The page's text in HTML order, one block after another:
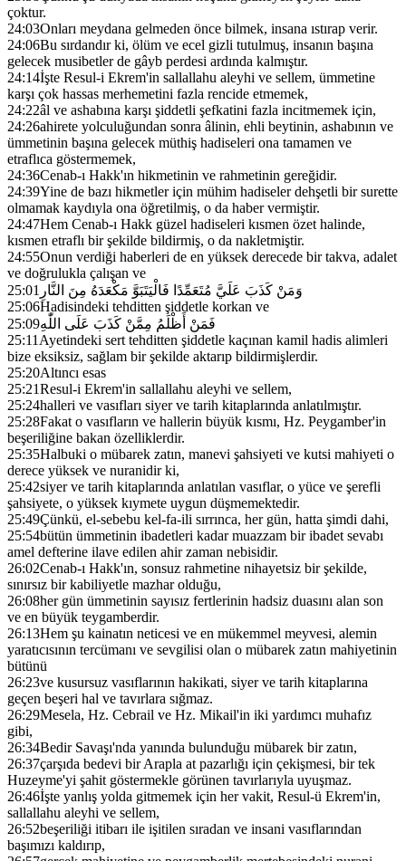
çoktur.
24:03Onları meydana gelmeden önce bilmek, insana ıstırap verir.
24:06Bu sırdandır ki, ölüm ve ecel gizli tutulmuş, insanın başına
gelecek musibetler de gâyb perdesi ardında kalmıştır.
24:14İşte Resul-i Ekrem'in sallallahu aleyhi ve sellem, ümmetine
karşı çok hassas merhemetini fazla rencide etmemek,
24:22âl ve ashabına karşı şiddetli şefkatini fazla incitmemek için,
24:26ahirete yolculuğundan sonra âlinin, ehli beytinin, ashabının ve
ümmetinin başına gelecek müthiş hadiseleri ona tamamen ve
etraflıca göstermemek,
24:36Cenab-ı Hakk'ın hikmetinin ve rahmetinin gereğidir.
24:39Yine de bazı hikmetler için mühim hadiseler dehşetli bir surette
olmamak kaydıyla ona öğretilmiş, o da haber vermiştir.
24:47Hem Cenab-ı Hakk güzel hadiseleri kısmen özet halinde,
kısmen etraflı bir şekilde bildirmiş, o da nakletmiştir.
24:55Onun verdiği haberleri de en yüksek derecede bir takva, adalet
ve doğrulukla çalışan ve
25:01 وَمَنْ كَذَبَ عَلَيَّ مُتَعَمِّدًا فَالْيَتَبَوَّ مَكْعَدَهُ مِنَ النَّارِ
25:06Hadisindeki tehditten şiddetle korkan ve
25:09فَمَنْ أَظْلَمُ مِمَّنْ كَذَبَ عَلَى اللّٰهِ
25:11Ayetindeki sert tehditten şiddetle kaçınan kamil hadis alimleri
bize eksiksiz, sağlam bir şekilde aktarıp bildirmişlerdir.
25:20Altıncı esas
25:21Resul-i Ekrem'in sallallahu aleyhi ve sellem,
25:24halleri ve vasıfları siyer ve tarih kitaplarında anlatılmıştır.
25:28Fakat o vasıfların ve hallerin büyük kısmı, Hz. Peygamber'in
beşeriliğine bakan özelliklerdir.
25:35Halbuki o mübarek zatın, manevi şahsiyeti ve kutsi mahiyeti o
derece yüksek ve nuranidir ki,
25:42siyer ve tarih kitaplarında anlatılan vasıflar, o yüce ve şerefli
şahsiyete, o yüksek kıymete uygun düşmemektedir.
25:49Çünkü, el-sebebu kel-fa-ili sırrınca, her gün, hatta şimdi dahi,
25:54bütün ümmetinin ibadetleri kadar muazzam bir ibadet sevabı
amel defterine ilave edilen ahir zaman nebisidir.
26:02Cenab-ı Hakk'ın, sonsuz rahmetine nihayetsiz bir şekilde,
sınırsız bir kabiliyetle mazhar olduğu,
26:08her gün ümmetinin sayısız fertlerinin hadsiz duasını alan son
ve en büyük teygamberdir.
26:13Hem şu kainatın neticesi ve en mükemmel meyvesi, alemin
yaratıcısının tercümanı ve sevgilisi olan o mübarek zatın mahiyetinin
bütünü
26:23ve kusursuz vasıflarının hakikati, siyer ve tarih kitaplarına
geçen beşeri hal ve tavırlara sığmaz.
26:29Mesela, Hz. Cebrail ve Hz. Mikail'in iki yardımcı muhafız
gibi,
26:34Bedir Savaşı'nda yanında bulunduğu mübarek bir zatın,
26:37çarşıda bedevi bir Arapla at pazarlığı için çekişmesi, bir tek
Huzeyme'yi şahit göstermekle görünen tavırlarıyla uyuşmaz.
26:46İşte yanlış yolda gitmemek için her vakit, Resul-ü Ekrem'in,
sallallahu aleyhi ve sellem,
26:52beşeriliği itibarı ile işitilen sıradan ve insani vasıflarından
başımızı kaldırıp,